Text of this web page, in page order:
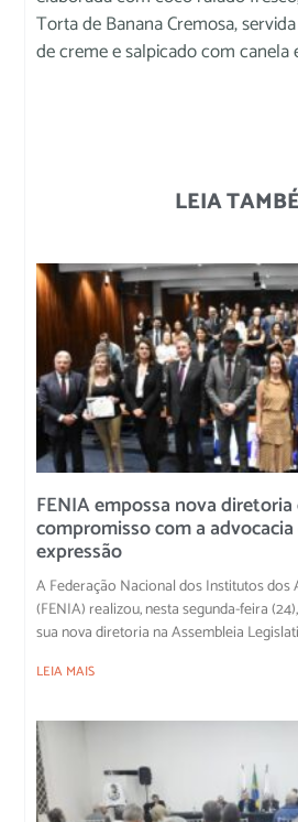
Torta de Banana Cremosa,
de creme e salpicado com canela
LEIA
FENIA empossa nova
compromisso com a
expressão
A Federação Nacional dos Institutos dos
(FENIA) realizou, nesta segunda-feira
sua nova diretoria na Assembleia
LEIA MAIS